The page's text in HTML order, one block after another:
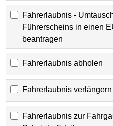
Fahrerlaubnis -
Führerscheins in einen
beantragen
Fahrerlaubnis abholen
Fahrerlaubnis verlängern
Fahrerlaubnis zur